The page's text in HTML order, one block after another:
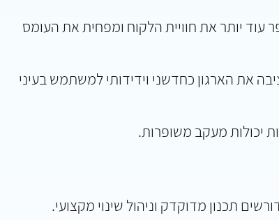
עוד יותר את חוויית הלקוח ומפחית את העומס
את הארגון כחדשני וידידותי למשתמש בעיני
יכולות מעקב משופרות.
תכנון מדוקדק וניהול שינוי מקצועי.